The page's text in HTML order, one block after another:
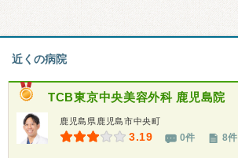
近くの病院
TCB東京中央美容外科 鹿児島院
鹿児島県鹿児島市中央町
3.19 0件 8件